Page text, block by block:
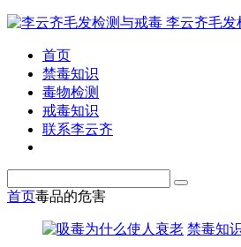
李云齐毛发
首页
禁毒知识
毒物检测
戒毒知识
联系李云齐
首页毒品的危害
禁毒知